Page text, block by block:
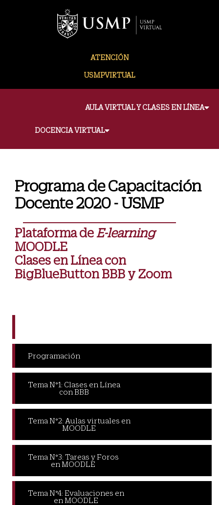
ATENCIÓN
USMPVIRTUAL
AULA VIRTUAL Y CLASES EN LÍNEA
DOCENCIA VIRTUAL
Programa de Capacitación
Docente 2020 - USMP
Plataforma de E-learning
MOODLE
Clases en Línea con
BigBlueButton BBB y Zoom
Programación
Tema N°1: Clases en Línea
con BBB
Tema N°2: Aulas virtuales en
MOODLE
Tema N°3: Tareas y Foros
en MOODLE
Tema N°4: Evaluaciones en
en MOODLE